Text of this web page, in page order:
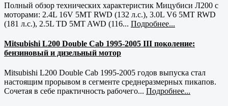
Полный обзор технических характеристик Мицубиси Л200 с
моторами: 2.4L 16V 5MT RWD (132 л.с.), 3.0L V6 5MT RWD
(181 л.с.), 2.5L TD 5MT AWD (116... Подробнее...
Mitsubishi L200 Double Cab 1995-2005 III поколение:
бензиновый и дизельный мотор
Mitsubishi L200 Double Cab 1995-2005 годов выпуска стал
настоящим прорывом в сегменте среднеразмерных пикапов.
Сочетая в себе практичность рабочего... Подробнее...